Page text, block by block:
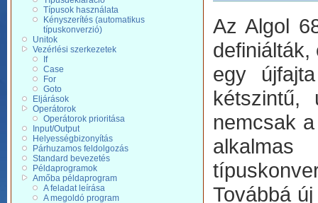
Típusok használata
Kényszerítés (automatikus
típuskonverzió)
Unitok
Vezérlési szerkezetek
If
Case
For
Goto
Eljárások
Operátorok
Operátorok prioritása
Input/Output
Helyességbizonyítás
Párhuzamos feldolgozás
Standard bevezetés
Példaprogramok
Amőba példaprogram
A feladat leírása
A megoldó program
Az Algol
definiálták,
egy
kétszintű,
nemcsak
Továbbá